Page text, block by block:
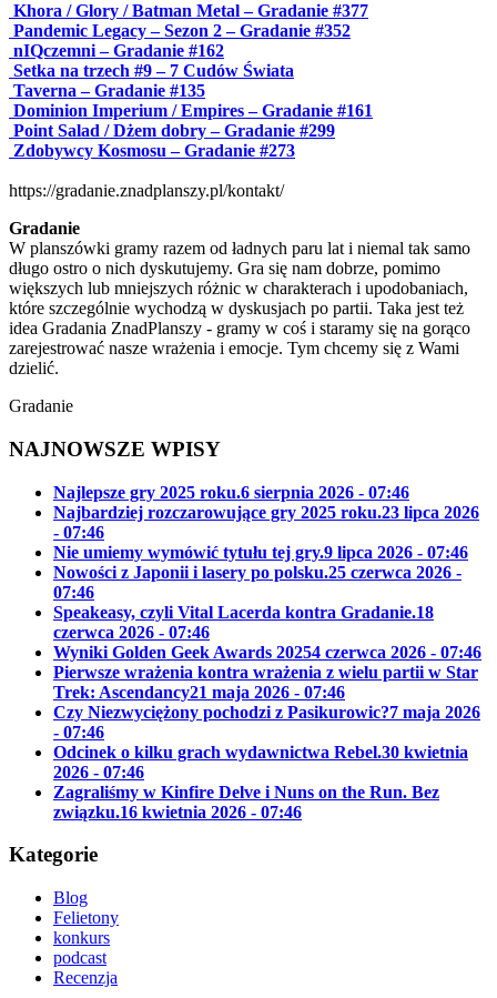
Khora / Glory / Batman Metal – Gradanie #377
Pandemic Legacy – Sezon 2 – Gradanie #352
nIQczemni – Gradanie #162
Setka na trzech #9 – 7 Cudów Świata
Taverna – Gradanie #135
Dominion Imperium / Empires – Gradanie #161
Point Salad / Dżem dobry – Gradanie #299
Zdobywcy Kosmosu – Gradanie #273
https://gradanie.znadplanszy.pl/kontakt/
Gradanie
W planszówki gramy razem od ładnych paru lat i niemal tak samo
długo ostro o nich dyskutujemy. Gra się nam dobrze, pomimo
większych lub mniejszych różnic w charakterach i upodobaniach,
które szczególnie wychodzą w dyskusjach po partii. Taka jest też
idea Gradania ZnadPlanszy - gramy w coś i staramy się na gorąco
zarejestrować nasze wrażenia i emocje. Tym chcemy się z Wami
dzielić.
Gradanie
NAJNOWSZE WPISY
Najlepsze gry 2025 roku.6 sierpnia 2026 - 07:46
Najbardziej rozczarowujące gry 2025 roku.23 lipca 2026
- 07:46
Nie umiemy wymówić tytułu tej gry.9 lipca 2026 - 07:46
Nowości z Japonii i lasery po polsku.25 czerwca 2026 -
07:46
Speakeasy, czyli Vital Lacerda kontra Gradanie.18
czerwca 2026 - 07:46
Wyniki Golden Geek Awards 20254 czerwca 2026 - 07:46
Pierwsze wrażenia kontra wrażenia z wielu partii w Star
Trek: Ascendancy21 maja 2026 - 07:46
Czy Niezwyciężony pochodzi z Pasikurowic?7 maja 2026
- 07:46
Odcinek o kilku grach wydawnictwa Rebel.30 kwietnia
2026 - 07:46
Zagraliśmy w Kinfire Delve i Nuns on the Run. Bez
związku.16 kwietnia 2026 - 07:46
Kategorie
Blog
Felietony
konkurs
podcast
Recenzja